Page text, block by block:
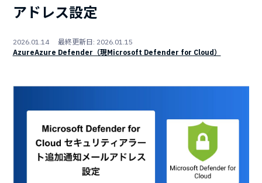
アドレス設定
2026.01.14 最終更新日: 2026.01.15
AzureAzure Defender（現Microsoft Defender for Cloud）